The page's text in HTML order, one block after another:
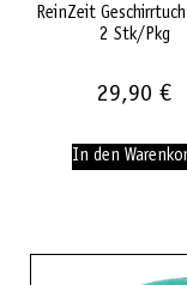
ReinZeit
2 Stk/Pkg
29,90 €
In den